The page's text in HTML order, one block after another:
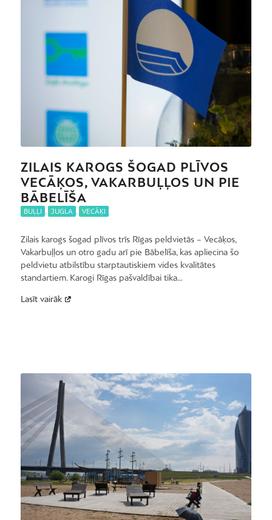
ZILAIS KAROGS ŠOGAD PLĪVOS
VECĀĶOS, VAKARBUĻĻOS UN PIE
BĀBELĪŠA
BUĻĻI JUGLA VECĀĶI
Zilais karogs šogad plīvos trīs Rīgas peldvietās – Vecāķos,
Vakarbuļļos un otro gadu arī pie Bābelīša, kas apliecina šo
peldvietu atbilstību starptautiskiem vides kvalitātes
standartiem. Karogi Rīgas pašvaldībai tika…
Lasīt vairāk